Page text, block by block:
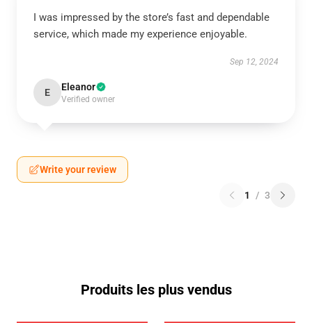
I was impressed by the store’s fast and dependable
service, which made my experience enjoyable.
Sep 12, 2024
E Eleanor
Verified owner
Write your review
1 / 3
Produits les plus vendus